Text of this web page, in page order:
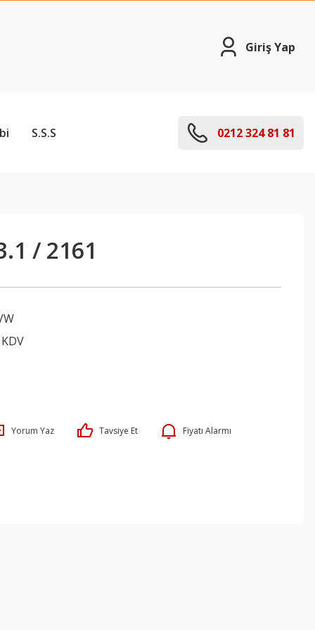
Giriş Yap
S.S.S 0212 324 81 81
/ 2161
Yorum Yaz Tavsiye Et Fiyatı Alarmı